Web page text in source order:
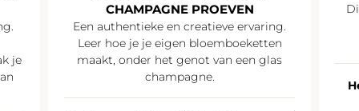
je
CHAMPAGNE PROEVEN
Een authentieke en creatieve ervaring.
Leer hoe je je eigen bloemboeketten
maakt, onder het genot van een glas
champagne.